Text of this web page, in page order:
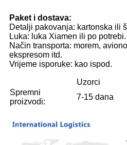
Paket i dostava:
Detalji pakovanja: kartonska ili
Luka: luka Xiamen ili po potrebi.
Način transporta: morem,
ekspresom itd.
Vrijeme isporuke: kao ispod.
Uzorci
Spremni
proizvodi:
7-15 dana